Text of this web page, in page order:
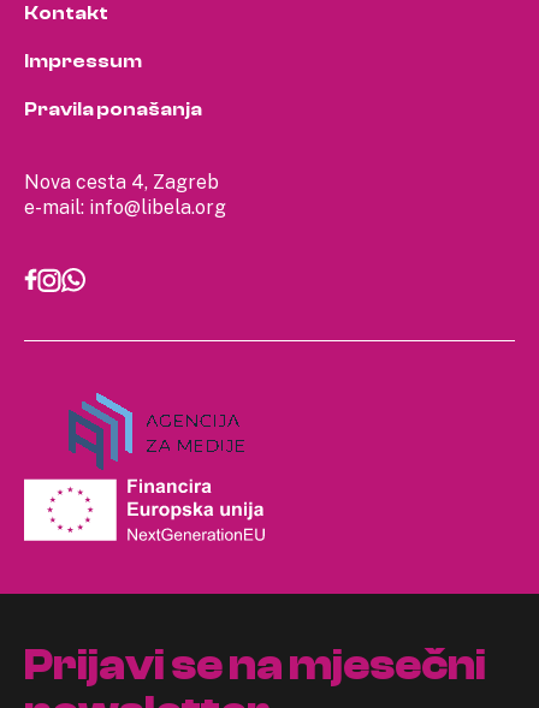
Nova cesta 4, Zagreb
e-mail: info@libela.org
Kontakt
Impressum
Pravila ponašanja
Prijavi se na mjesečni